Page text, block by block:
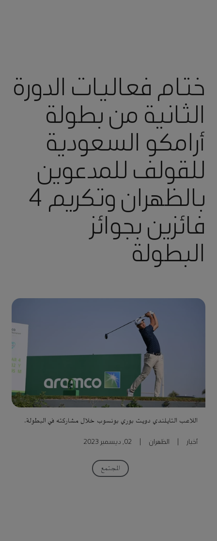
ختام فعاليات الدورة
الثانية من بطولة
أرامكو السعودية
للقولف للمدعوين
بالظهران وتكريم 4
فائزين بجوائز
البطولة
اللاعب التايلندي دويت بوري بونسوب خلال مشاركته في البطولة.
أخبار الظهران 02, ديسمبر 2023
المجتمع